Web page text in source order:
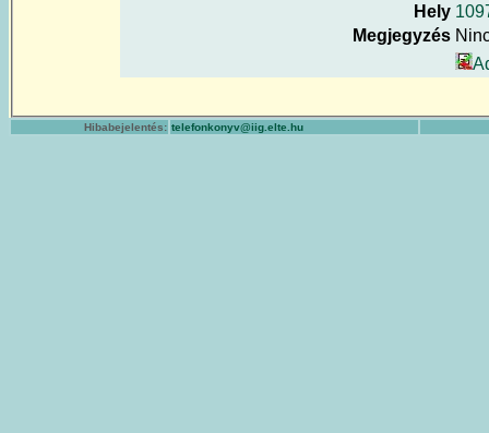
Hely
Megjegyzés
Hibabejelentés: telefonkonyv@iig.elte.hu